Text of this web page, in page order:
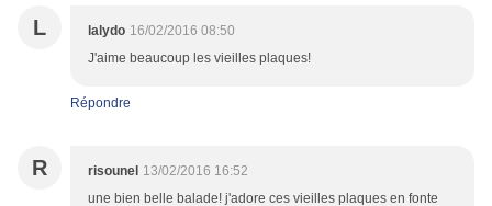
L lalydo 16/02/2016 08:50
J'aime beaucoup les vieilles plaques!
Répondre
R risounel 13/02/2016 16:52
une bien belle balade! j'adore ces vieilles plaques en fonte